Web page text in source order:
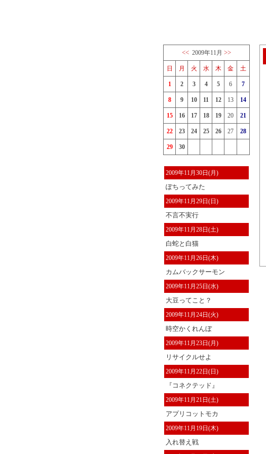
<< 2009年11月 >>
日 月 火 水 木 金 土
1 2 3 4 5 6 7
8 9 10 11 12 13 14
15 16 17 18 19 20 21
22 23 24 25 26 27 28
29 30
2009年11月30日(月)
ぽちってみた
2009年11月29日(日)
不言不実行
2009年11月28日(土)
白蛇と白猫
2009年11月26日(木)
カムバックサーモン
2009年11月25日(水)
大豆ってこと？
2009年11月24日(火)
時空かくれんぼ
2009年11月23日(月)
リサイクルせよ
2009年11月22日(日)
『コネクテッド』
2009年11月21日(土)
アプリコットモカ
2009年11月19日(木)
入れ替え戦